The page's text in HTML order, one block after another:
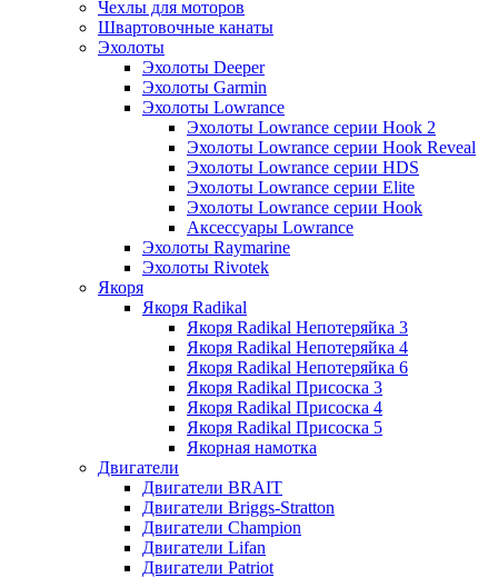
Чехлы для моторов
Швартовочные канаты
Эхолоты
Эхолоты Deeper
Эхолоты Garmin
Эхолоты Lowrance
Эхолоты Lowrance серии Hook 2
Эхолоты Lowrance серии Hook Reveal
Эхолоты Lowrance серии HDS
Эхолоты Lowrance серии Elite
Эхолоты Lowrance серии Hook
Аксессуары Lowrance
Эхолоты Raymarine
Эхолоты Rivotek
Якоря
Якоря Radikal
Якоря Radikal Непотеряйка 3
Якоря Radikal Непотеряйка 4
Якоря Radikal Непотеряйка 6
Якоря Radikal Присоска 3
Якоря Radikal Присоска 4
Якоря Radikal Присоска 5
Якорная намотка
Двигатели
Двигатели BRAIT
Двигатели Briggs-Stratton
Двигатели Champion
Двигатели Lifan
Двигатели Patriot